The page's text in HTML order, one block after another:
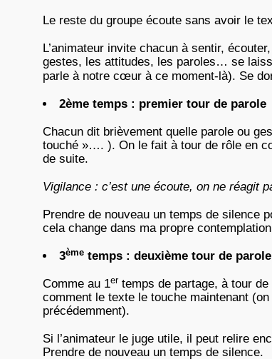
Le reste du groupe écoute sans avoir le
L’animateur invite chacun à sentir,
gestes, les attitudes, les paroles… se
parle à notre cœur à ce moment-là). Se
2ème temps : premier tour de parole
Chacun dit brièvement quelle parole ou
touché »…. ). On le fait à tour de rôle en
de suite.
Vigilance : c’est une écoute, on ne réagit
Prendre de nouveau un temps de silence
cela change dans ma propre
3ème temps : deuxième tour de parole
Comme au 1ertemps de partage, à tour de
comment le texte le touche maintenant
précédemment).
Si l’animateur le juge utile, il peut relire
Prendre de nouveau un temps de silence.